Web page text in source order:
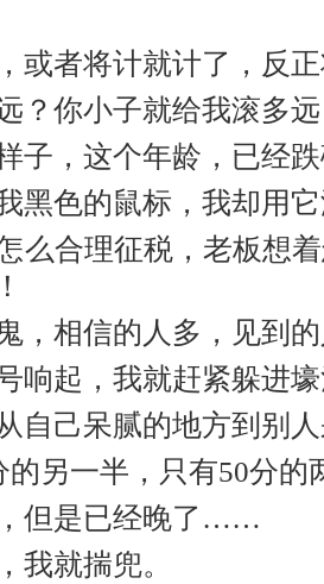
或者将计就计了，反
？你小子就给我滚多
子，这个年龄，已经
黑色的鼠标，我却用
么合理征税，老板想
，相信的人多，见到
响起，我就赶紧躲进
自己呆腻的地方到别
的另一半，只有50分的
但是已经晚了……
我就揣兜。